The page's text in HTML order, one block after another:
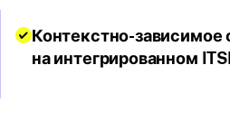
Контекстно-зависимое
на интегрированном